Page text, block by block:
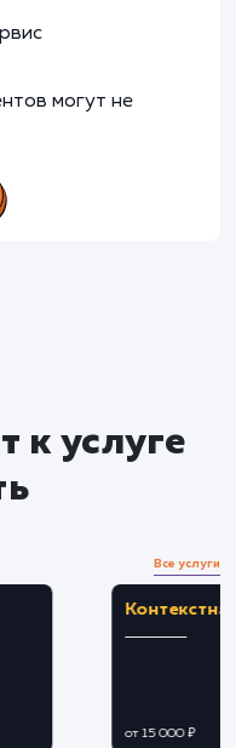
клиентам в
обслуживания.